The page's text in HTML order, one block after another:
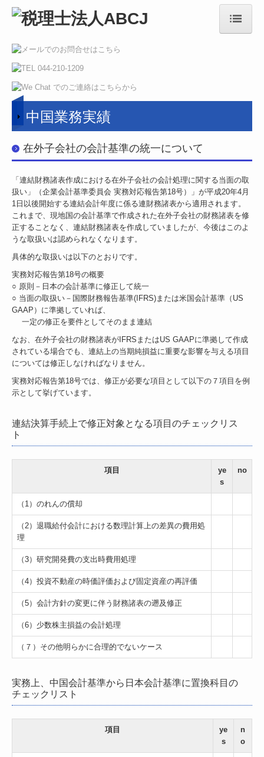
HOME
電帳法・インボイス最新情報
事務所概要
ご挨拶
メンバー紹介
出版物
中国事務所
中国業務実績
個人情報の取り扱い
サービス
採用情報
アクセス
経理業務のポイント
所得税の「課税のしくみ」が変わる！
中国業務実績
在外子会社の会計基準の統一について
「連結財務諸表作成における在外子会社の会計処理に関する当面の取
扱い」（企業会計基準委員会 実務対応報告第18号）」が平成20年4月
1日以後開始する連結会計年度に係る連財務諸表から適用されます。
これまで、現地国の会計基準で作成された在外子会社の財務諸表を修
正することなく、連結財務諸表を作成していましたが、今後はこのよ
うな取扱いは認められなくなります。
具体的な取扱いは以下のとおりです。
実務対応報告第18号の概要
○ 原則－日本の会計基準に修正して統一
○ 当面の取扱い－国際財務報告基準(IFRS)または米国会計基準（US
GAAP）に準拠していれば、
一定の修正を要件としてそのまま連結
なお、在外子会社の財務諸表がIFRSまたはUS GAAPに準拠して作成
されている場合でも、連結上の当期純損益に重要な影響を与える項目
については修正しなければなりません。
実務対応報告第18号では、修正が必要な項目として以下の７項目を例
示として挙げています。
連結決算手続上で修正対象となる項目のチェックリス
ト
項目
ye
s
no
（1）のれんの償却
（2）退職給付会計における数理計算上の差異の費用処
理
（3）研究開発費の支出時費用処理
（4）投資不動産の時価評価および固定資産の再評価
（5）会計方針の変更に伴う財務諸表の遡及修正
（6）少数株主損益の会計処理
（７）その他明らかに合理的でないケース
実務上、中国会計基準から日本会計基準に置換科目の
チェックリスト
項目
ye
s
n
o